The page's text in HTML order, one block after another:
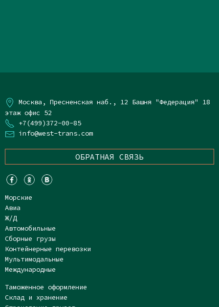
Москва, Пресненская наб., 12 Башня "Федерация" 18
этаж офис 52
+7(499)372-00-85
info@west-trans.com
ОБРАТНАЯ СВЯЗЬ
Морские
Авиа
Ж/Д
Автомобильные
Сборные грузы
Контейнерные перевозки
Мультимодальные
Международные
Таможенное оформление
Склад и хранение